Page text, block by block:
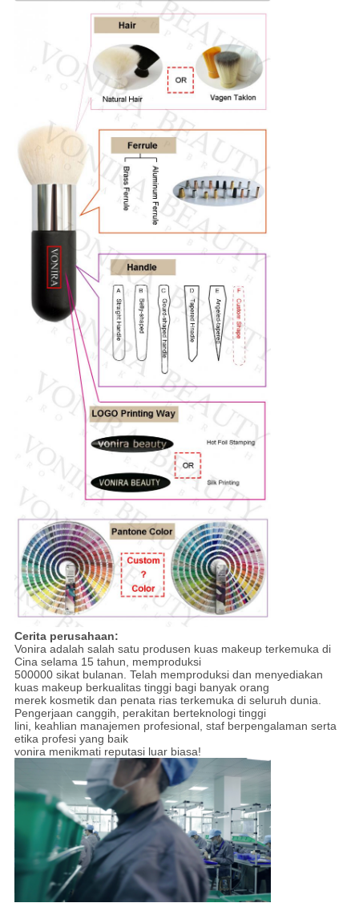
Cerita perusahaan:
Vonira adalah salah satu produsen kuas makeup terkemuka di
Cina selama 15 tahun, memproduksi
500000 sikat bulanan. Telah memproduksi dan menyediakan
kuas makeup berkualitas tinggi bagi banyak orang
merek kosmetik dan penata rias terkemuka di seluruh dunia.
Pengerjaan canggih, perakitan berteknologi tinggi
lini, keahlian manajemen profesional, staf berpengalaman serta
etika profesi yang baik
vonira menikmati reputasi luar biasa!